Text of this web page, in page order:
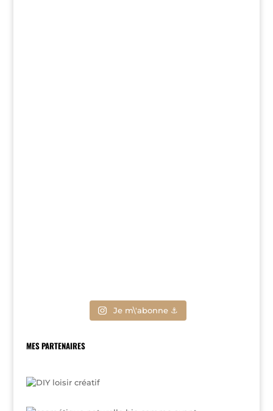
Je m\'abonne ⚓
MES PARTENAIRES